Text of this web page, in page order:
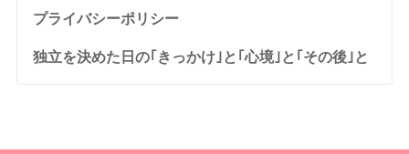
プライバシーポリシー
独立を決めた日の｢きっかけ｣と｢心境｣と｢その後｣と